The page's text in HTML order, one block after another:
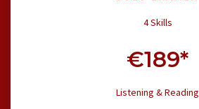
4 Skills
€189*
Listening & Reading